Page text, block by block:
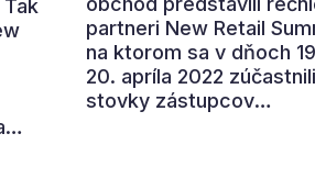
partneri New Retail
na ktorom sa v dňoch
20. apríla 2022
stovky zástupcov